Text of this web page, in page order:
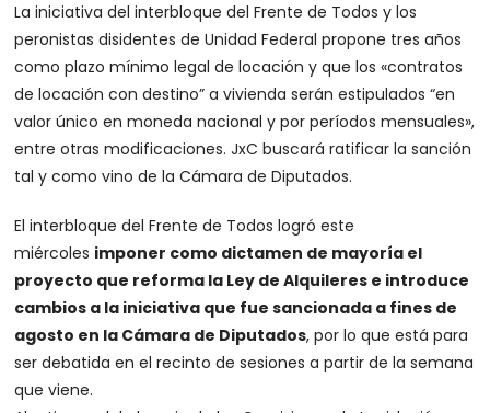
La iniciativa del interbloque del Frente de Todos y los
peronistas disidentes de Unidad Federal propone tres años
como plazo mínimo legal de locación y que los «contratos
de locación con destino” a vivienda serán estipulados “en
valor único en moneda nacional y por períodos mensuales»,
entre otras modificaciones. JxC buscará ratificar la sanción
tal y como vino de la Cámara de Diputados.
El interbloque del Frente de Todos logró este
miércoles imponer como dictamen de mayoría el
proyecto que reforma la Ley de Alquileres e introduce
cambios a la iniciativa que fue sancionada a fines de
agosto en la Cámara de Diputados, por lo que está para
ser debatida en el recinto de sesiones a partir de la semana
que viene.